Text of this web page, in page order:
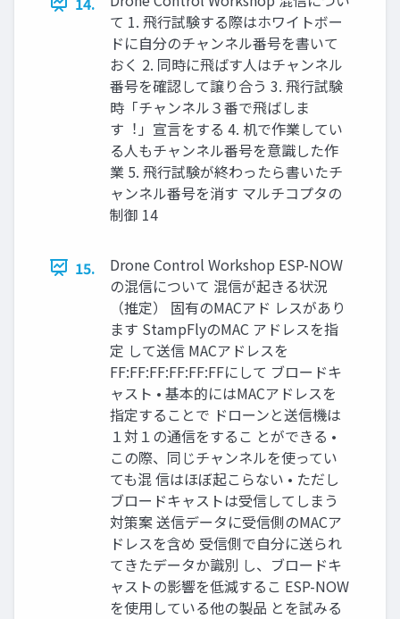
て 1. ⾶⾏試験する際はホワイトボー
ドに⾃分のチャンネル番号を書いて
おく 2. 同時に⾶ばす⼈はチャンネル
番号を確認して譲り合う 3. ⾶⾏試験
時「チャンネル３番で⾶ばしま
す︕」宣⾔をする 4. 机で作業してい
る⼈もチャンネル番号を意識した作
業 5. ⾶⾏試験が終わったら書いたチ
ャンネル番号を消す マルチコプタの
制御 14
15.
Drone Control Workshop ESP-NOW
の混信について 混信が起きる状況
（推定） 固有のMACアド レスがあり
ます StampFlyのMAC アドレスを指
定 して送信 MACアドレスを
FF:FF:FF:FF:FF:FFにして ブロードキ
ャスト • 基本的にはMACアドレスを
指定することで ドローンと送信機は
１対１の通信をするこ とができる •
この際、同じチャンネルを使ってい
ても混 信はほぼ起こらない • ただし
ブロードキャストは受信してしまう
対策案 送信データに受信側のMACア
ドレスを含め 受信側で⾃分に送られ
てきたデータか識別 し、ブロードキ
ャストの影響を低減するこ ESP-NOW
を使⽤している他の製品 とを試みる